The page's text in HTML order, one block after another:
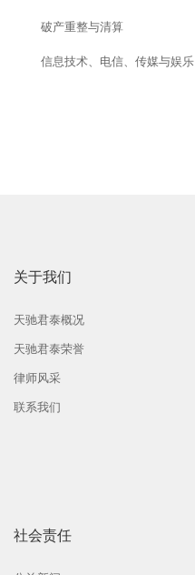
破产重整与清算
信息技术、电信、传媒与娱乐
关于我们
天驰君泰概况
天驰君泰荣誉
律师风采
联系我们
社会责任